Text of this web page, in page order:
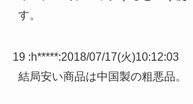
す。
19 :h*****:2018/07/17(火)10:12:03
結局安い商品は中国製の粗悪品。